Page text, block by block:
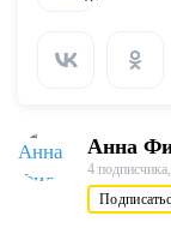
Анна
4 подписчика,